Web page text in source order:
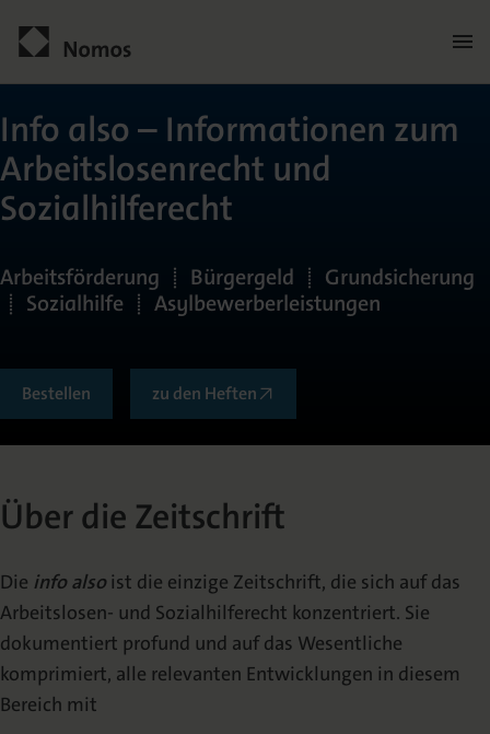
Über die Zeitschrift
Redaktion
Veröffentlichen
Abstracting & Indexing
Info also – Informationen zum
Arbeitslosenrecht und
Sozialhilferecht
Arbeitsförderung | Bürgergeld | Grundsicherung
| Sozialhilfe | Asylbewerberleistungen
Bestellen zu den Heften
Über die Zeitschrift
Die info also ist die einzige Zeitschrift, die sich auf das
Arbeitslosen- und Sozialhilferecht konzentriert. Sie
dokumentiert profund und auf das Wesentliche
komprimiert, alle relevanten Entwicklungen in diesem
Bereich mit